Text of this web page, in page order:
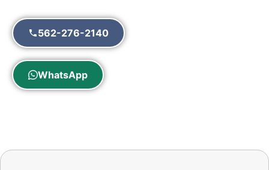
562-276-2140
WhatsApp